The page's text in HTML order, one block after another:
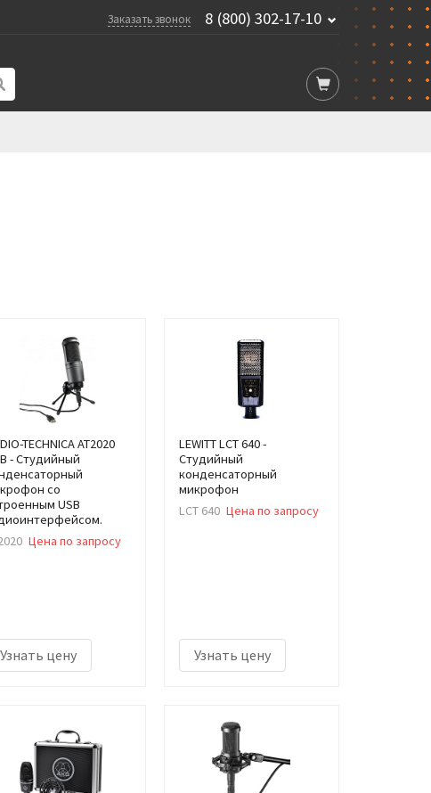
Заказать звонок 8 (800) 302-17-10
TECHNICA AT2020
- Студийный
со
USB
Цена по запросу
Узнать цену
LEWITT LCT 640 -
Студийный
конденсаторный
микрофон
LCT 640 Цена по запросу
Узнать цену